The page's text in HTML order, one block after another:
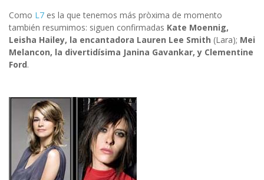
Como L7 es la que tenemos más pròxima de momento
también resumimos: siguen confirmadas Kate Moennig,
Leisha Hailey, la encantadora Lauren Lee Smith (Lara); Mei
Melancon, la divertidísima Janina Gavankar, y Clementine
Ford.